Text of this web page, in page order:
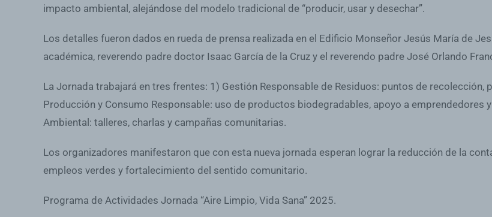
impacto ambiental, alejándose del modelo tradicional de “producir, usar y desechar”.
Los detalles fueron dados en rueda de prensa realizada en el Edificio Monseñor Jesús María de
académica, reverendo padre doctor Isaac García de la Cruz y el reverendo padre José Orlando
La Jornada trabajará en tres frentes: 1) Gestión Responsable de Residuos: puntos de
Producción y Consumo Responsable: uso de productos biodegradables, apoyo a emprendedores
Ambiental: talleres, charlas y campañas comunitarias.
Los organizadores manifestaron que con esta nueva jornada esperan lograr la reducción de la
empleos verdes y fortalecimiento del sentido comunitario.
Programa de Actividades Jornada “Aire Limpio, Vida Sana” 2025.